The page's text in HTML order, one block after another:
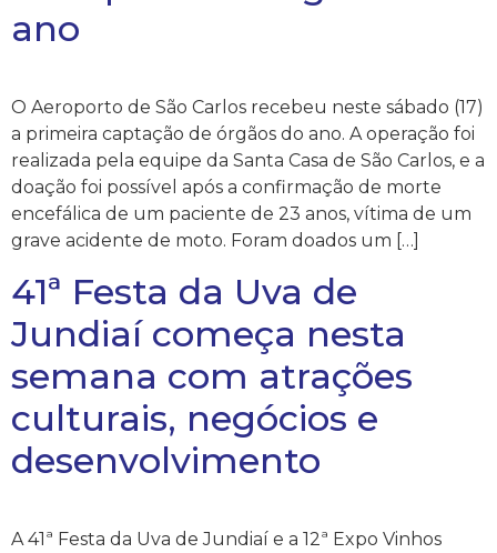
ano
O Aeroporto de São Carlos recebeu neste sábado (17)
a primeira captação de órgãos do ano. A operação foi
realizada pela equipe da Santa Casa de São Carlos, e a
doação foi possível após a confirmação de morte
encefálica de um paciente de 23 anos, vítima de um
grave acidente de moto. Foram doados um […]
41ª Festa da Uva de
Jundiaí começa nesta
semana com atrações
culturais, negócios e
desenvolvimento
A 41ª Festa da Uva de Jundiaí e a 12ª Expo Vinhos